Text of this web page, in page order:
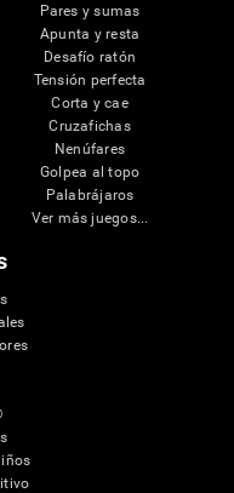
Pares y sumas
Apunta y resta
Desafío ratón
Tensión perfecta
Corta y cae
Cruzafichas
Nenúfares
Golpea al topo
Palabrájaros
Ver más juegos...